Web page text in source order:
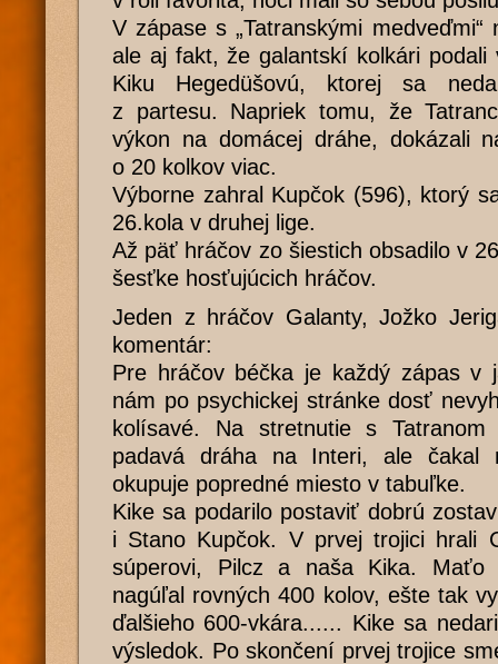
V zápase s „Tatranskými medveďmi“
ale aj fakt, že galantskí kolkári podali
Kiku Hegedüšovú, ktorej sa
z partesu. Napriek tomu, že
výkon na domácej dráhe, dokázali
o 20 kolkov viac.
Výborne zahral Kupčok (596), ktorý
26.kola v druhej lige.
Až päť hráčov zo šiestich obsadilo v
šesťke hosťujúcich hráčov.
Jeden z hráčov Galanty, Jožko
komentár:
Pre hráčov béčka je každý zápas v
nám po psychickej stránke dosť
kolísavé. Na stretnutie s
padavá dráha na Interi, ale čakal
okupuje popredné miesto v tabuľke.
Kike sa podarilo postaviť dobrú
i Stano Kupčok. V prvej trojici hrali
súperovi, Pilcz a naša Kika. Maťo
nagúľal rovných 400 kolov, ešte tak
ďalšieho 600-vkára...... Kike sa
výsledok. Po skončení prvej trojice